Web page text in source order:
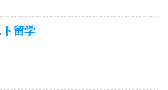
留学